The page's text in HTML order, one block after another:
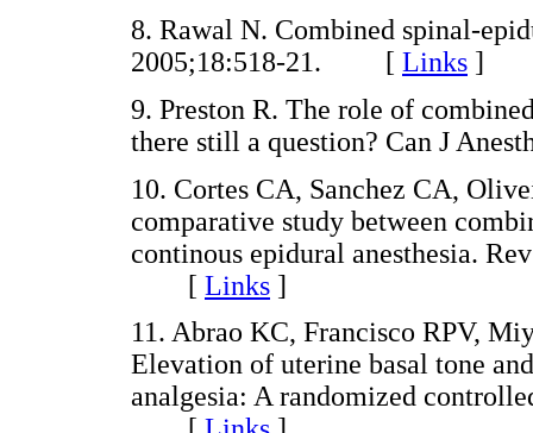
8. Rawal N. Combined spinal-
2005;18:518-21. [ Links ]
9. Preston R. The role of
there still a question? Can J
10. Cortes CA, Sanchez CA,
comparative study between
continous epidural anesthesia.
[ Links ]
11. Abrao KC, Francisco RPV,
Elevation of uterine basal tone
analgesia: A randomized